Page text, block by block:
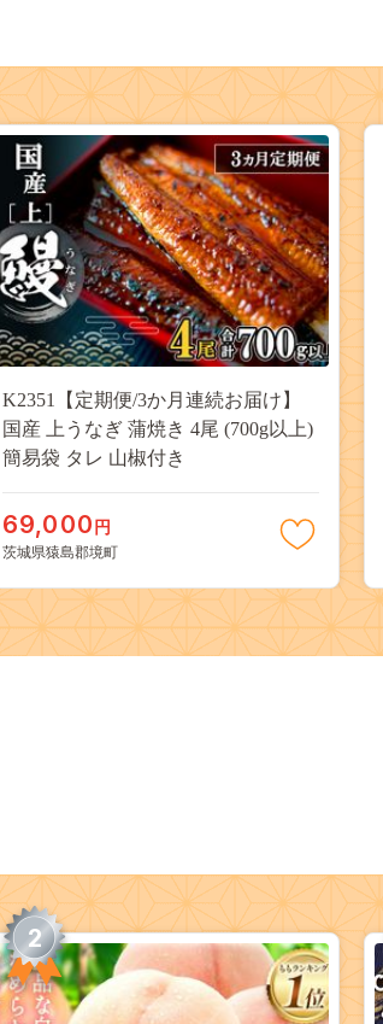
K2351【定期便/3か月連続お届け】
国産 上うなぎ 蒲焼き 4尾 (700g以上)
簡易袋 タレ 山椒付き
69,000 円
茨城県猿島郡境町
2